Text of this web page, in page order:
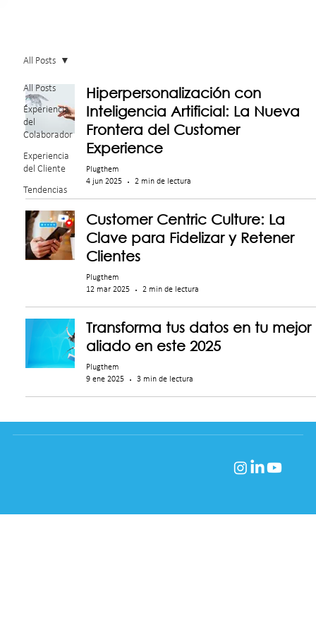
All Posts
Experiencia
del
Colaborador
Experiencia
del Cliente
Tendencias
All Posts
Hiperpersonalización con
Inteligencia Artificial: La Nueva
Frontera del Customer
Experience
Plugthem
4 jun 2025
2 min de lectura
Customer Centric Culture: La
Clave para Fidelizar y Retener
Clientes
Plugthem
12 mar 2025
2 min de lectura
Transforma tus datos en tu mejor
aliado en este 2025
Plugthem
9 ene 2025
3 min de lectura